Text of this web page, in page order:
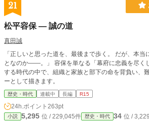
21
松平容保 ― 誠の道
真田誠
「正しいと思った道を、最後まで歩く。 だが、本当
となのか――。」 容保を単なる「幕府に忠義を尽くした殿様」ではなく、 激変
する時代の中で、組織と家族と部下の命を背負い、
ーとして描きます。
歴史・時代 連載中 長編 R15
24h.ポイント 263pt
小説 5,295 位 / 229,045件 歴史・時代 34 位 /